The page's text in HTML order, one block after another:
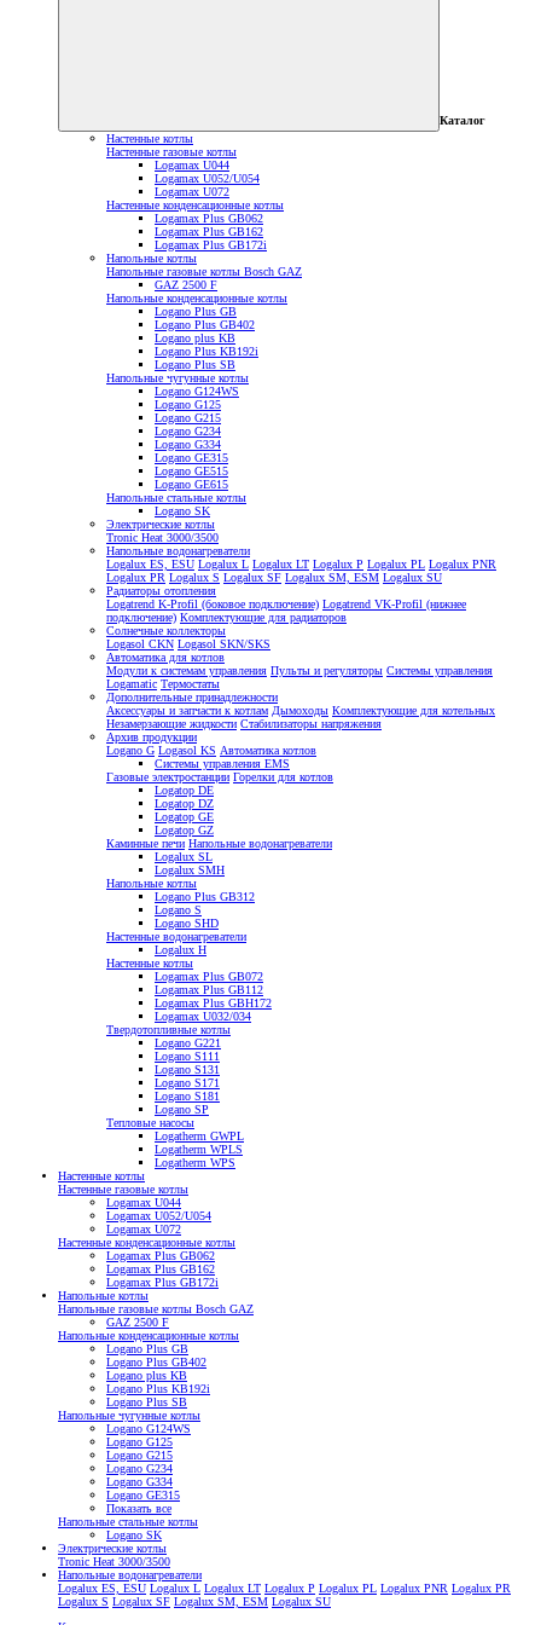
Каталог
Настенные котлы
Настенные газовые котлы
Logamax U044
Logamax U052/U054
Logamax U072
Настенные конденсационные котлы
Logamax Plus GB062
Logamax Plus GB162
Logamax Plus GB172i
Напольные котлы
Напольные газовые котлы Bosch GAZ
GAZ 2500 F
Напольные конденсационные котлы
Logano Plus GB
Logano Plus GB402
Logano plus KB
Logano Plus KB192i
Logano Plus SB
Напольные чугунные котлы
Logano G124WS
Logano G125
Logano G215
Logano G234
Logano G334
Logano GE315
Logano GE515
Logano GE615
Напольные стальные котлы
Logano SK
Электрические котлы
Tronic Heat 3000/3500
Напольные водонагреватели
Logalux ES, ESU Logalux L Logalux LT Logalux P Logalux PL Logalux PNR
Logalux PR Logalux S Logalux SF Logalux SM, ESM Logalux SU
Радиаторы отопления
Logatrend K-Profil (боковое подключение) Logatrend VK-Profil (нижнее
подключение) Комплектующие для радиаторов
Солнечные коллекторы
Logasol CKN Logasol SKN/SKS
Автоматика для котлов
Модули к системам управления Пульты и регуляторы Системы управления
Logamatic Термостаты
Дополнительные принадлежности
Аксессуары и запчасти к котлам Дымоходы Комплектующие для котельных
Незамерзающие жидкости Стабилизаторы напряжения
Архив продукции
Logano G Logasol KS Автоматика котлов
Системы управления EMS
Газовые электростанции Горелки для котлов
Logatop DE
Logatop DZ
Logatop GE
Logatop GZ
Каминные печи Напольные водонагреватели
Logalux SL
Logalux SMH
Напольные котлы
Logano Plus GB312
Logano S
Logano SHD
Настенные водонагреватели
Logalux H
Настенные котлы
Logamax Plus GB072
Logamax Plus GB112
Logamax Plus GBH172
Logamax U032/034
Твердотопливные котлы
Logano G221
Logano S111
Logano S131
Logano S171
Logano S181
Logano SP
Тепловые насосы
Logatherm GWPL
Logatherm WPLS
Logatherm WPS
Настенные котлы
Настенные газовые котлы
Logamax U044
Logamax U052/U054
Logamax U072
Настенные конденсационные котлы
Logamax Plus GB062
Logamax Plus GB162
Logamax Plus GB172i
Напольные котлы
Напольные газовые котлы Bosch GAZ
GAZ 2500 F
Напольные конденсационные котлы
Logano Plus GB
Logano Plus GB402
Logano plus KB
Logano Plus KB192i
Logano Plus SB
Напольные чугунные котлы
Logano G124WS
Logano G125
Logano G215
Logano G234
Logano G334
Logano GE315
Показать все
Напольные стальные котлы
Logano SK
Электрические котлы
Tronic Heat 3000/3500
Напольные водонагреватели
Logalux ES, ESU Logalux L Logalux LT Logalux P Logalux PL Logalux PNR Logalux PR
Logalux S Logalux SF Logalux SM, ESM Logalux SU